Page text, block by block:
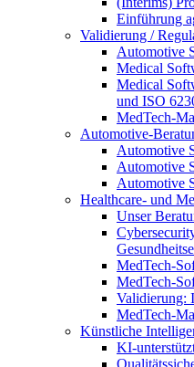
Einführung
Validierung /
Automotive
Medical
Medical
und ISO
MedTech-
Automotive-
Automotive
Automotive
Automotive
Healthcare- und
Unser
MedTech-
MedTech-
Validierung:
MedTech-
Künstliche
KI-